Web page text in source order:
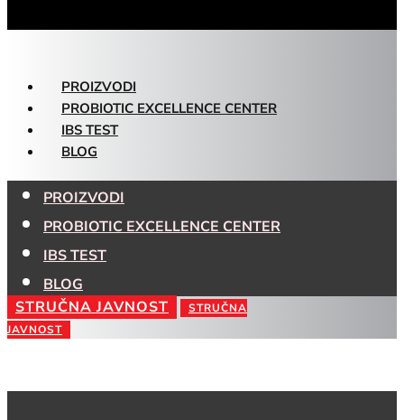
PROIZVODI
PROBIOTIC EXCELLENCE CENTER
IBS TEST
BLOG
PROIZVODI
PROBIOTIC EXCELLENCE CENTER
IBS TEST
BLOG
STRUČNA JAVNOST
STRUČNA
JAVNOST